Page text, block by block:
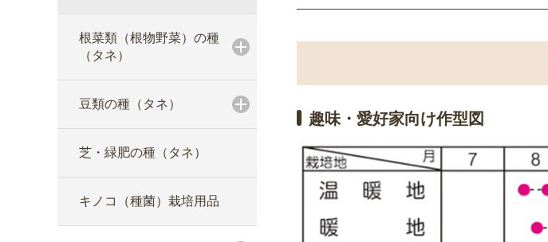
根菜類（根物野菜）の種
（タネ）
豆類の種（タネ）
芝・緑肥の種（タネ）
キノコ（種菌）栽培用品
趣味・愛好家向け作型図